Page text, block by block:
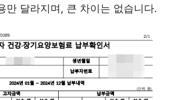
만 달라지며, 큰 차이는 없습니다.